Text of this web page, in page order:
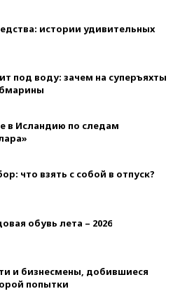
истории удивительных
под воду: зачем на суперъяхты
в Исландию по следам
что взять с собой в отпуск?
обувь лета – 2026
и бизнесмены, добившиеся
попытки